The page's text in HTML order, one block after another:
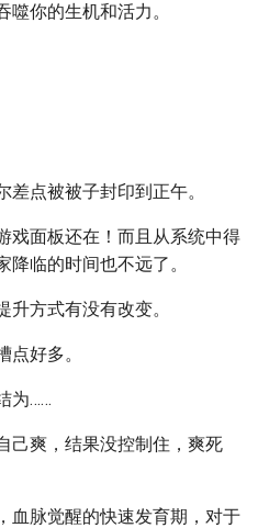
你的生机和活力。
点被被子封印到正午。
戏面板还在！而且从系统中得
临的时间也不远了。
方式有没有改变。
好多。
为……
己爽，结果没控制住，爽死
血脉觉醒的快速发育期，对于